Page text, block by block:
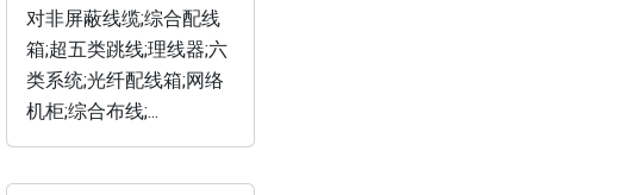
对非屏蔽线缆;综合配线
箱;超五类跳线;理线器;六
类系统;光纤配线箱;网络
机柜;综合布线;...